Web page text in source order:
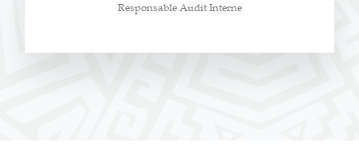
Responsable Audit Interne